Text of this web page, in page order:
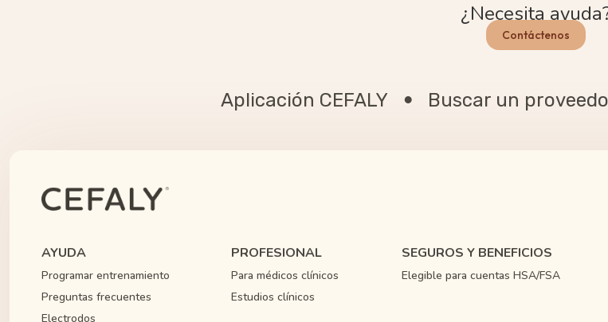
¿Necesita
Contáctenos
Aplicación CEFALY Buscar un
AYUDA
Programar entrenamiento
Preguntas frecuentes
Electrodos
PROFESIONAL
Para médicos clínicos
Estudios clínicos
SEGUROS Y BENEFICIOS
Elegible para cuentas HSA/FSA